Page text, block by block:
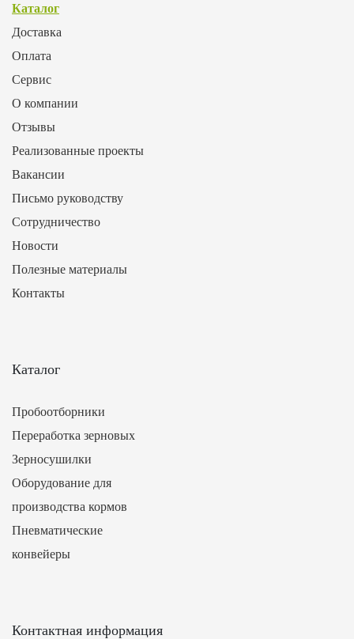
Каталог
Доставка
Оплата
Сервис
О компании
Отзывы
Реализованные проекты
Вакансии
Письмо руководству
Сотрудничество
Новости
Полезные материалы
Контакты
Каталог
Пробоотборники
Переработка зерновых
Зерносушилки
Оборудование для
производства кормов
Пневматические
конвейеры
Контактная информация